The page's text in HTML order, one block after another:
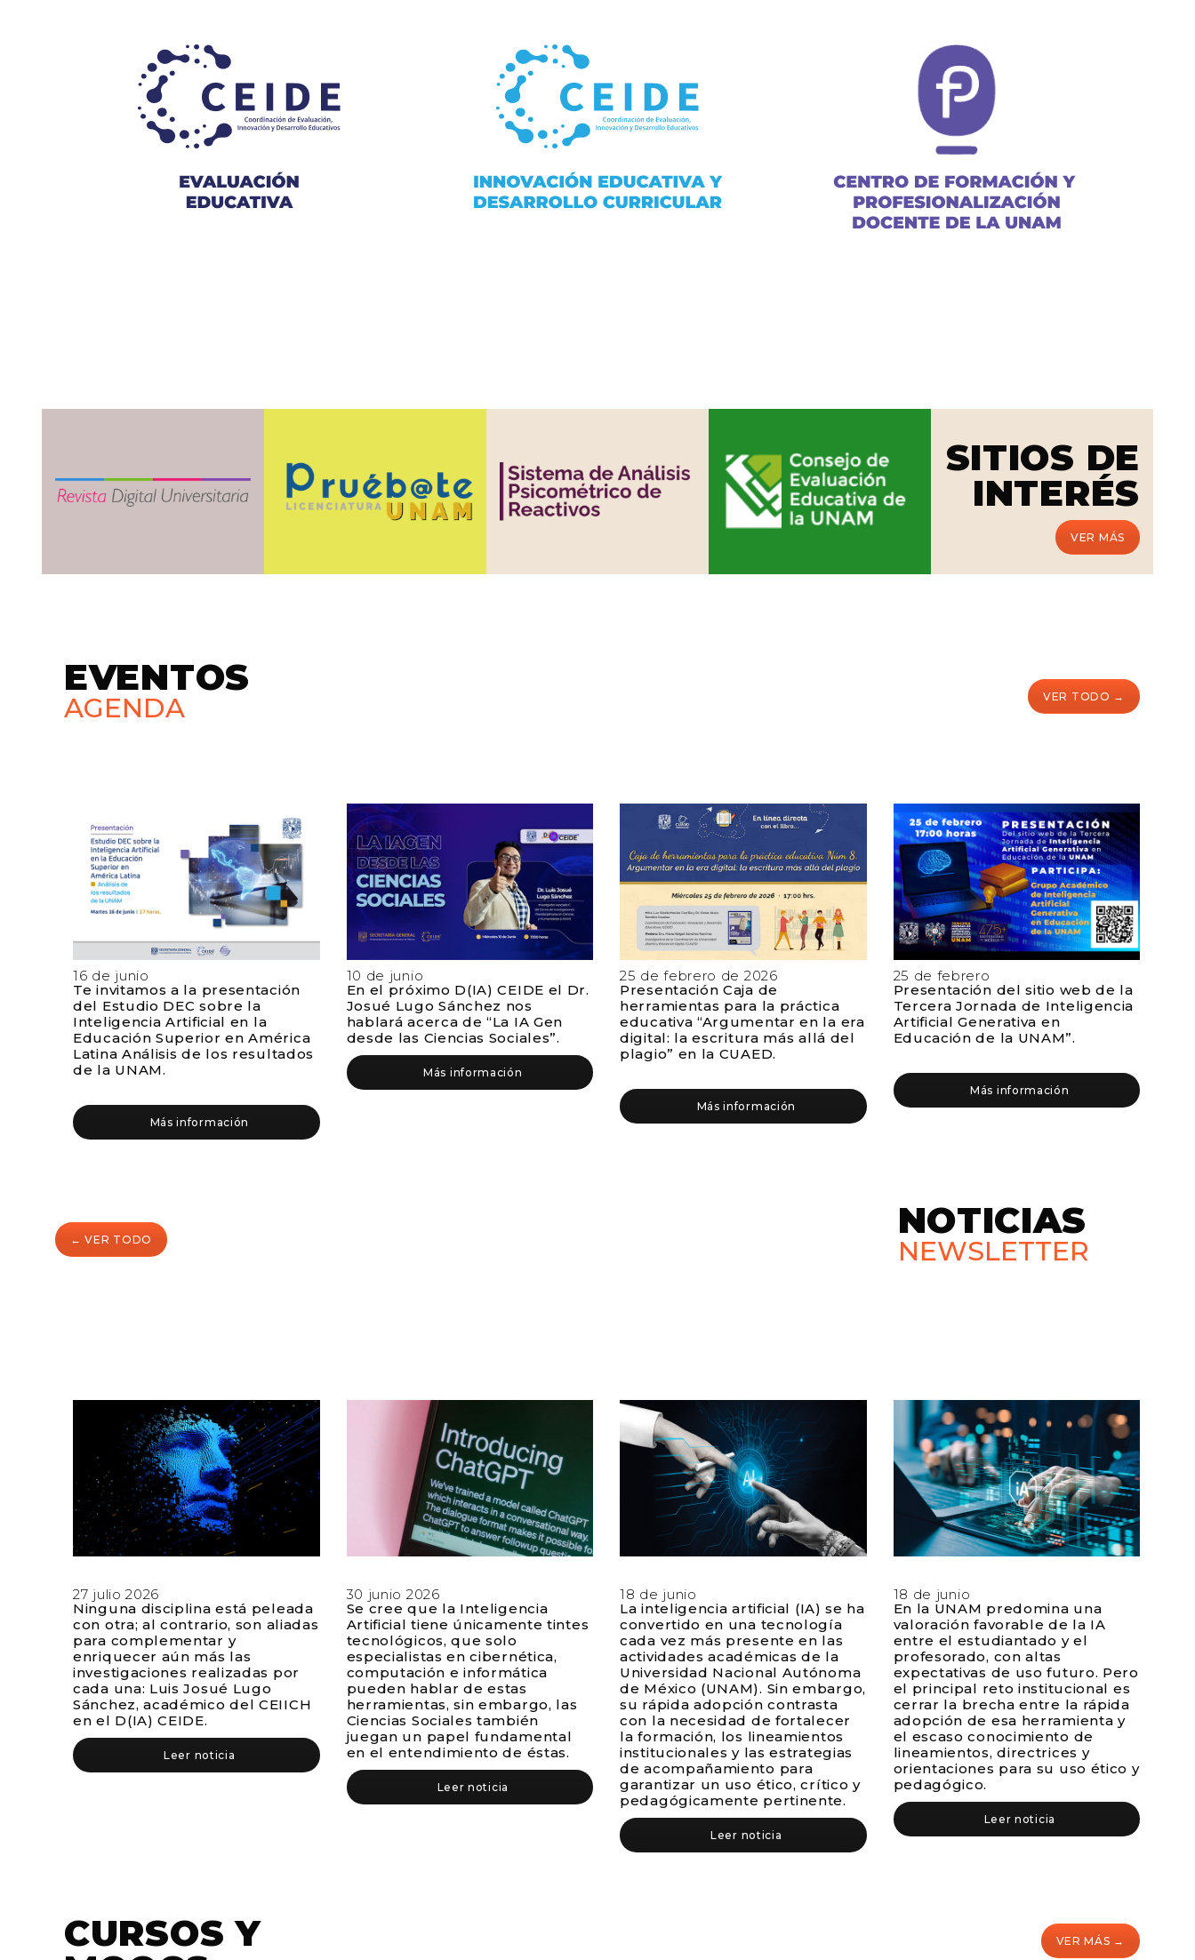
SITIOS DE
INTERÉS
VER MÁS
EVENTOS
AGENDA VER TODO →
16 de junio
Te invitamos a la presentación
del Estudio DEC sobre la
Inteligencia Artificial en la
Educación Superior en América
Latina Análisis de los resultados
de la UNAM.
Más información
10 de junio
En el próximo D(IA) CEIDE el Dr.
Josué Lugo Sánchez nos
hablará acerca de “La IA Gen
desde las Ciencias Sociales”.
Más información
25 de febrero de 2026
Presentación Caja de
herramientas para la práctica
educativa “Argumentar en la era
digital: la escritura más allá del
plagio” en la CUAED.
Más información
25 de febrero
Presentación del sitio web de la
Tercera Jornada de Inteligencia
Artificial Generativa en
Educación de la UNAM”.
Más información
← VER TODO NOTICIAS
NEWSLETTER
27 julio 2026
Ninguna disciplina está peleada
con otra; al contrario, son aliadas
para complementar y
enriquecer aún más las
investigaciones realizadas por
cada una: Luis Josué Lugo
Sánchez, académico del CEIICH
en el D(IA) CEIDE.
Leer noticia
30 junio 2026
Se cree que la Inteligencia
Artificial tiene únicamente tintes
tecnológicos, que solo
especialistas en cibernética,
computación e informática
pueden hablar de estas
herramientas, sin embargo, las
Ciencias Sociales también
juegan un papel fundamental
en el entendimiento de éstas.
Leer noticia
18 de junio
La inteligencia artificial (IA) se ha
convertido en una tecnología
cada vez más presente en las
actividades académicas de la
Universidad Nacional Autónoma
de México (UNAM). Sin embargo,
su rápida adopción contrasta
con la necesidad de fortalecer
la formación, los lineamientos
institucionales y las estrategias
de acompañamiento para
garantizar un uso ético, crítico y
pedagógicamente pertinente.
Leer noticia
18 de junio
En la UNAM predomina una
valoración favorable de la IA
entre el estudiantado y el
profesorado, con altas
expectativas de uso futuro. Pero
el principal reto institucional es
cerrar la brecha entre la rápida
adopción de esa herramienta y
el escaso conocimiento de
lineamientos, directrices y
orientaciones para su uso ético y
pedagógico.
Leer noticia
CURSOS Y
VER MÁS →